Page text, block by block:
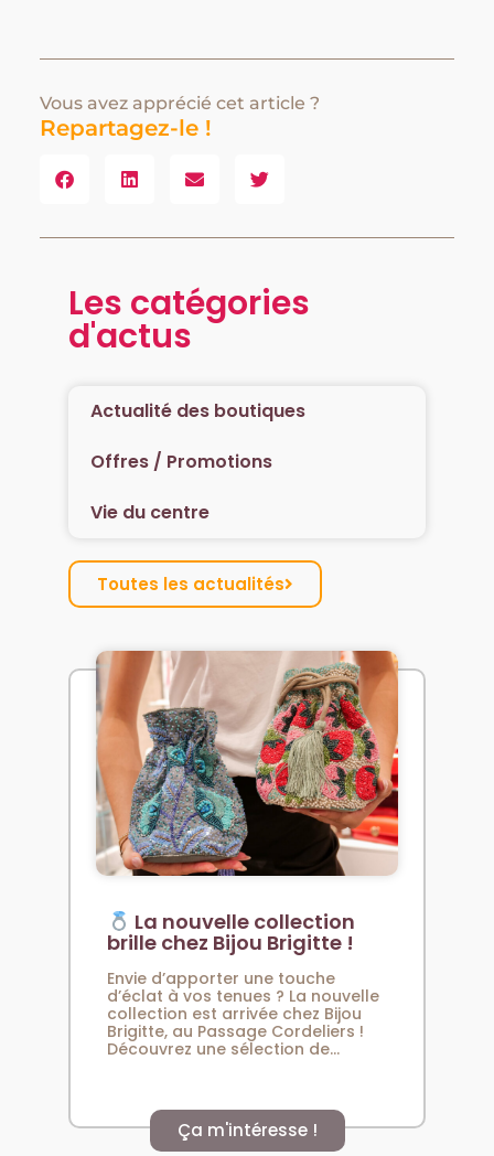
Vous avez apprécié cet article ?
Repartagez-le !
Les catégories
d'actus
Actualité des boutiques
Offres / Promotions
Vie du centre
Toutes les actualités
La nouvelle collection
brille chez Bijou Brigitte !
Envie d’apporter une touche
d’éclat à vos tenues ? La nouvelle
collection est arrivée chez Bijou
Brigitte, au Passage Cordeliers !
Découvrez une sélection de...
Ça m'intéresse !